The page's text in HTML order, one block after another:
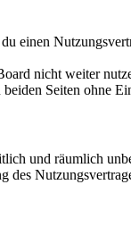
einen
nicht weiter
Seiten ohne
und räumlich